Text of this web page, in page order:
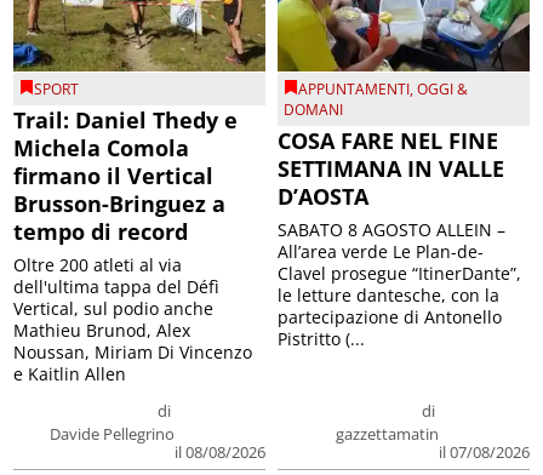
SPORT
Trail: Daniel Thedy e
Michela Comola
firmano il Vertical
Brusson-Bringuez a
tempo di record
di
Davide Pellegrino
il 08/08/2026
Oltre 200 atleti al via
dell'ultima tappa del Défì
Vertical, sul podio anche
Mathieu Brunod, Alex
Noussan, Miriam Di Vincenzo
e Kaitlin Allen
APPUNTAMENTI,OGGI &
DOMANI
COSA FARE NEL FINE
SETTIMANA IN VALLE
D’AOSTA
di
gazzettamatin
il 07/08/2026
SABATO 8 AGOSTO ALLEIN –
All’area verde Le Plan-de-
Clavel prosegue “ItinerDante”,
le letture dantesche, con la
partecipazione di Antonello
Pistritto (...